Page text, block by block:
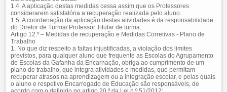
1.4. A aplicação destas medidas cessa assim que os Professores
considerarem satisfatória a recuperação realizada pelo aluno.
1.5. A coordenação da aplicação destas atividades é da responsabilidade
do Diretor de Turma/ Professor Titular de turma.
Artigo 12.º – Medidas de recuperação e Medidas Corretivas - Plano de
Trabalho
1. No que diz respeito a faltas injustificadas, a violação dos limites
previstos, para qualquer aluno que frequente as Escolas do Agrupamento
de Escolas da Gafanha da Encarnação, obriga ao cumprimento de um
plano de trabalho, que integra atividades e medidas, que permitam
recuperar atrasos na aprendizagem ou a integração escolar, e pelas quais
o aluno e respetivo Encarregado de Educação são responsáveis, de